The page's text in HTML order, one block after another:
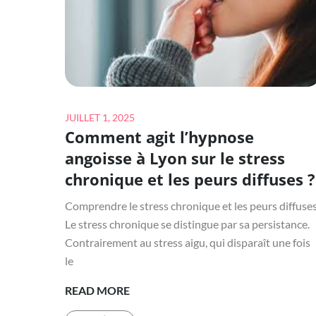
L’AGENCE
MATRIMONIALE
À
ROANNE
Posted
on
JUILLET 1, 2025
Comment agit l’hypnose
angoisse à Lyon sur le stress
chronique et les peurs diffuses ?
Comprendre le stress chronique et les peurs
Le stress chronique se distingue par sa persistance.
Contrairement au stress aigu, qui disparaît une fois
le
READ MORECOMMENT